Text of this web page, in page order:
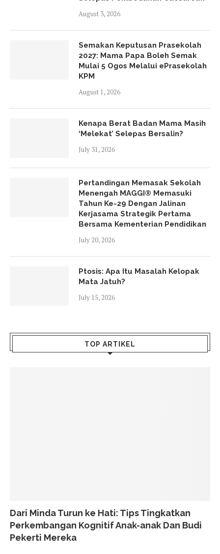
August 3, 2026
Semakan Keputusan Prasekolah
2027: Mama Papa Boleh Semak
Mulai 5 Ogos Melalui ePrasekolah
KPM
August 1, 2026
Kenapa Berat Badan Mama Masih
‘Melekat’ Selepas Bersalin?
July 31, 2026
Pertandingan Memasak Sekolah
Menengah MAGGI® Memasuki
Tahun Ke-29 Dengan Jalinan
Kerjasama Strategik Pertama
Bersama Kementerian Pendidikan
July 20, 2026
Ptosis: Apa Itu Masalah Kelopak
Mata Jatuh?
July 15, 2026
TOP ARTIKEL
Dari Minda Turun ke Hati: Tips Tingkatkan
Perkembangan Kognitif Anak-anak Dan Budi
Pekerti Mereka